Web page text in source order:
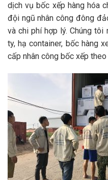
dịch vụ bốc xếp hàng hóa
đội ngũ nhân công đông
và chi phí hợp lý. Chúng
ty, hạ container, bốc hàng
cấp nhân công bốc xếp